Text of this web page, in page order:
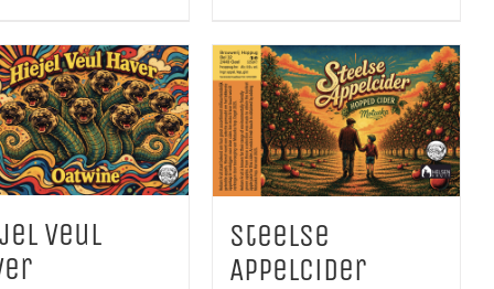
Veul
Steelse
Appelcider